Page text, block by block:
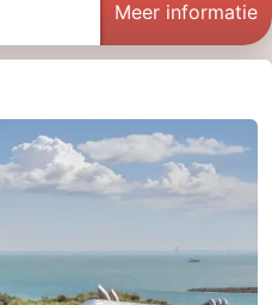
Meer informatie